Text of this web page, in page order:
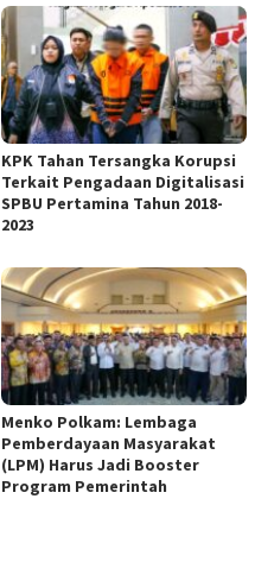
KPK Tahan Tersangka Korupsi
Terkait Pengadaan Digitalisasi
SPBU Pertamina Tahun 2018-
2023
Menko Polkam: Lembaga
Pemberdayaan Masyarakat
(LPM) Harus Jadi Booster
Program Pemerintah